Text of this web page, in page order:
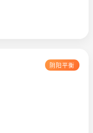
阴阳平衡